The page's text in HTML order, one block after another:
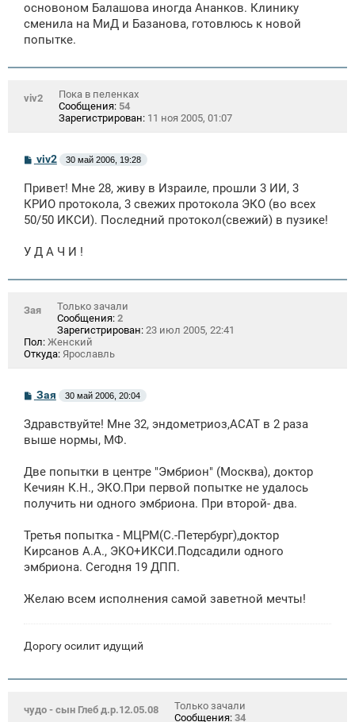
н
и
основоном Балашова иногда Ананков. Клинику
сменила на МиД и Базанова, готовлюсь к новой
попытке.
viv2
Пока в пеленках
Сообщения: 54
Зарегистрирован: 11 ноя 2005, 01:07
С
б
щ
е
н
е
viv2 30 май 2006, 19:28
Привет! Мне 28, живу в Израиле, прошли 3 ИИ, 3
КРИО протокола, 3 свежих протокола ЭКО (во всех
50/50 ИКСИ). Последний протокол(свежий) в пузике!
У Д А Ч И !
Зая
Только зачали
Сообщения: 2
Зарегистрирован: 23 июл 2005, 22:41
Пол: Женский
Откуда: Ярославль
С
б
щ
и
Зая 30 май 2006, 20:04
Здравствуйте! Мне 32, эндометриоз,АСАТ в 2 раза
выше нормы, МФ.
Две попытки в центре "Эмбрион" (Москва), доктор
Кечиян К.Н., ЭКО.При первой попытке не удалось
получить ни одного эмбриона. При второй- два.
Третья попытка - МЦРМ(С.-Петербург),доктор
Кирсанов А.А., ЭКО+ИКСИ.Подсадили одного
эмбриона. Сегодня 19 ДПП.
Желаю всем исполнения самой заветной мечты!
Дорогу осилит идущий
чудо - сын Глеб д.р.12.05.08
Только зачали
Сообщения: 34